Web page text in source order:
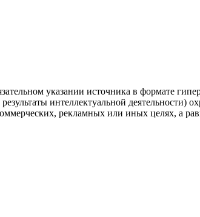
указании источника в формате
интеллектуальной деятельности)
рекламных или иных целях, а